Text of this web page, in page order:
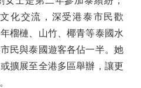
化交流，深受港泰市民歡
榴槤、山竹、椰青等泰國水
民與泰國遊客各佔一半。她
擴展至全港多區舉辦，讓更